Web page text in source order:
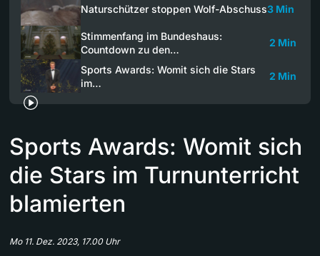
Naturschützer stoppen Wolf-Abschuss3 Min
Stimmenfang im Bundeshaus:
Countdown zu den…
2 Min
Sports Awards: Womit sich die Stars
im…
2 Min
Sports Awards: Womit sich
die Stars im Turnunterricht
blamierten
Mo 11. Dez. 2023, 17.00 Uhr